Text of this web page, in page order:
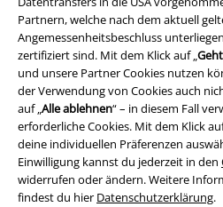
Partnern, welche nach dem aktuell
Angemessenheitsbeschluss
zertifiziert sind. Mit dem Klick auf „
und unsere Partner Cookies nutzen
der Verwendung von Cookies auch
auf „Alle ablehnen“ – in diesem Fall
erforderliche Cookies. Mit dem Klick
deine individuellen Präferenzen
Einwilligung kannst du jederzeit in den
widerrufen oder ändern. Weitere
findest du hier Datenschutzerklärung.
19,99 €
Lace Vamp Bustier
Vive Maria
Top